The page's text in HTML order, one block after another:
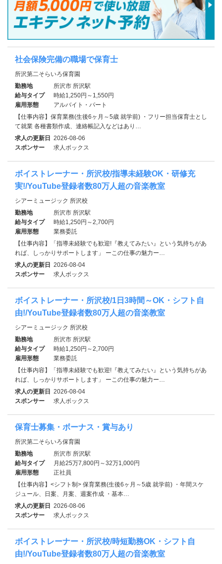
社会保険完備の職場で保育士
所沢第二そらいろ保育園
勤務地
所沢市 所沢駅
給与タイプ
時給1,250円～1,550円
雇用形態
アルバイト・パート
【仕事内容】保育業務(生後6ヶ月～5歳 就学前) ・フリー担当保育士とし
て就業 各種書類作成、連絡帳記入などはあり…
求人の更新日 2026-08-06
スポンサー
求人ボックス
ボイストレーナー・所沢校/指導未経験OK・研修充
実!/YouTube登録者数80万人超の音楽教室
シアーミュージック 所沢校
勤務地
所沢市 所沢駅
給与タイプ
時給1,250円～2,700円
雇用形態
業務委託
【仕事内容】「指導未経験でも歓迎!『教えてみたい』という気持ちがあ
れば、しっかりサポートします」 ーこの仕事の魅力ー…
求人の更新日 2026-08-04
スポンサー
求人ボックス
ボイストレーナー・所沢校/1日3時間～OK・シフト自
由!/YouTube登録者数80万人超の音楽教室
シアーミュージック 所沢校
勤務地
所沢市 所沢駅
給与タイプ
時給1,250円～2,700円
雇用形態
業務委託
【仕事内容】「指導未経験でも歓迎!『教えてみたい』という気持ちがあ
れば、しっかりサポートします」 ーこの仕事の魅力ー…
求人の更新日 2026-08-04
スポンサー
求人ボックス
保育士募集・ボーナス・賞与あり
所沢第二そらいろ保育園
勤務地
所沢市 所沢駅
給与タイプ
月給25万7,800円～32万1,000円
雇用形態
正社員
【仕事内容】<シフト制> 保育業務(生後6ヶ月～5歳 就学前) ・年間スケ
ジュール、日案、月案、週案作成 ・基本…
求人の更新日 2026-08-06
スポンサー
求人ボックス
ボイストレーナー・所沢校/時短勤務OK・シフト自
由!/YouTube登録者数80万人超の音楽教室